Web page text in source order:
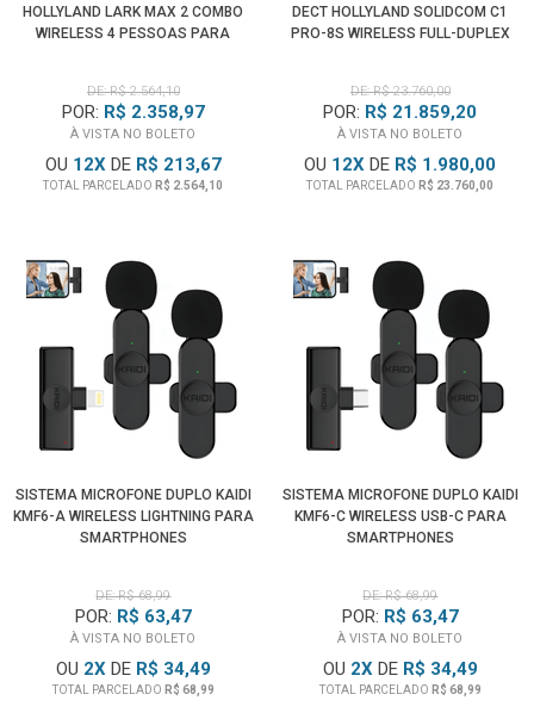
HOLLYLAND LARK MAX 2 COMBO
WIRELESS 4 PESSOAS PARA
DE: R$ 2.564,10
POR: R$ 2.358,97
À VISTA NO BOLETO
OU 12XDE R$ 213,67
TOTAL PARCELADO R$ 2.564,10
DECT HOLLYLAND SOLIDCOM C1
PRO-8S WIRELESS FULL-DUPLEX
DE: R$ 23.760,00
POR: R$ 21.859,20
À VISTA NO BOLETO
OU 12X DE R$ 1.980,00
TOTAL PARCELADO R$ 23.760,00
SISTEMA MICROFONE DUPLO KAIDI
KMF6-A WIRELESS LIGHTNING PARA
SMARTPHONES
DE: R$ 68,99
POR: R$ 63,47
À VISTA NO BOLETO
OU 2XDE R$ 34,49
TOTAL PARCELADO R$ 68,99
SISTEMA MICROFONE DUPLO KAIDI
KMF6-C WIRELESS USB-C PARA
SMARTPHONES
DE: R$ 68,99
POR: R$ 63,47
À VISTA NO BOLETO
OU 2XDE R$ 34,49
TOTAL PARCELADO R$ 68,99